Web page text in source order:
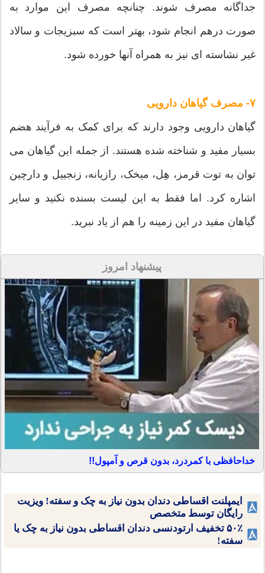
جداگانه مصرف شوند. چنانچه مصرف این موارد به
صورت درهم انجام شود، بهتر است که سبزیجات و سالاد
غیر نشاسته ای نیز به همراه آنها خورده شود.
۷- مصرف گیاهان دارویی
گیاهان دارویی وجود دارند که برای کمک به فرآیند هضم
بسیار مفید و شناخته شده هستند. از جمله این گیاهان می
توان به توت قرمز، هِل، میخک، رازیانه، زنجبیل و دارچین
اشاره کرد. اما فقط به این لیست بسنده نکنید و سایر
گیاهان مفید در این زمینه را هم از یاد نبرید.
پیشنهاد امروز
خداحافظی با کمردرد، بدون قرص و آمپول!!
ایمپلنت اقساطی دندان بدون نیاز به چک و سفته! ویزیت
رایگان توسط متخصص
۵۰٪ تخفیف ارتودنسی دندان اقساطی بدون نیاز به چک یا
سفته!